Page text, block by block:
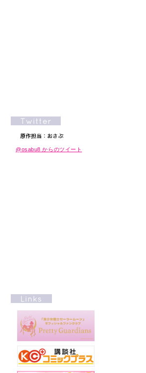
@osabu8 からのツイート